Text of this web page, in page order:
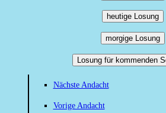
heutige Losung
morgige Losung
Losung für kommenden
Nächste Andacht
Vorige Andacht